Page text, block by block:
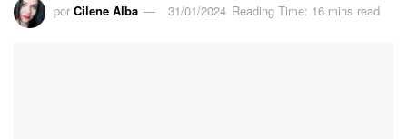
por Cilene Alba 31/01/2024 Reading Time: 16 mins read